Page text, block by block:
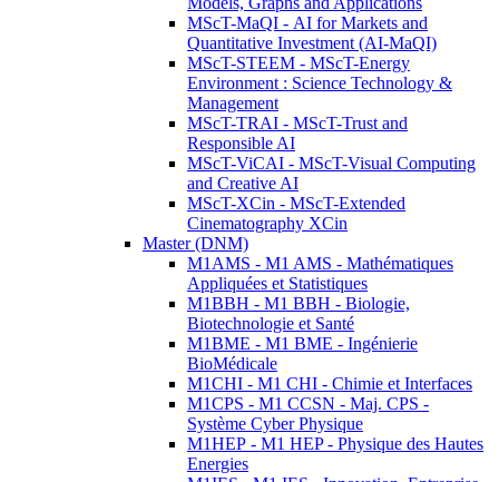
MScT-MaQI - AI for Markets and
Quantitative Investment (AI-MaQI)
MScT-STEEM - MScT-Energy
Environment : Science Technology &
Management
MScT-TRAI - MScT-Trust and
Responsible AI
MScT-ViCAI - MScT-Visual Computing
and Creative AI
MScT-XCin - MScT-Extended
Cinematography XCin
Master (DNM)
M1AMS - M1 AMS - Mathématiques
Appliquées et Statistiques
M1BBH - M1 BBH - Biologie,
Biotechnologie et Santé
M1BME - M1 BME - Ingénierie
BioMédicale
M1CHI - M1 CHI - Chimie et Interfaces
M1CPS - M1 CCSN - Maj. CPS -
Système Cyber Physique
M1HEP - M1 HEP - Physique des Hautes
Energies